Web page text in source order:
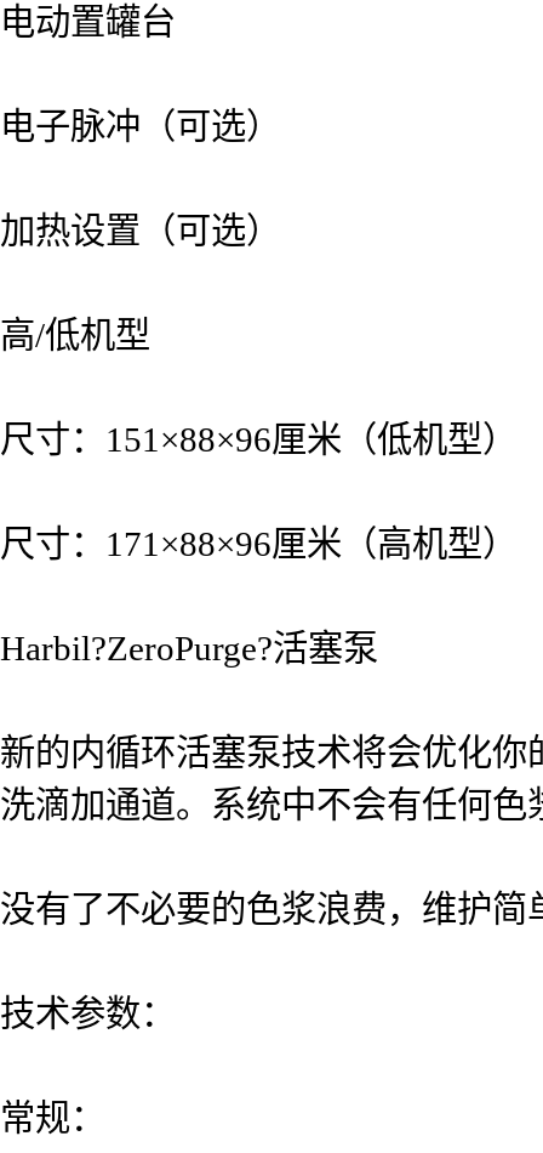
电动置罐台
电子脉冲（可选）
加热设置（可选）
高/低机型
尺寸：151×88×96厘米（低机型）
尺寸：171×88×96厘米（高机型）
Harbil?ZeroPurge?活塞泵
新的内循环活塞泵技术将会优化
洗滴加通道。系统中不会有任何色
没有了不必要的色浆浪费，维护
技术参数：
常规：